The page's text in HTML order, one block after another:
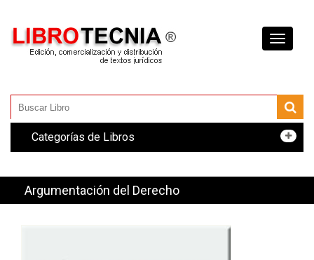
Toggle
Categorías de Libros
Argumentación del Derecho